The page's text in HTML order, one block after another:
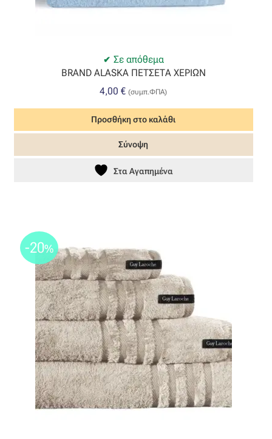
Οργάντζα με φλοκ
Οργάντζα ντεβορέ
Οργάντζα τσαλακωτή
Ταφτάς (ταυτάς)
Τζιν
Τρεβίρα
Υφαντό
Φιλ-κουπέ
Φλάμα
Φόδρα
Σε απόθεμα
BRAND ALASKA ΠΕΤΣΕΤΑ ΧΕΡΙΩΝ
4,00€ (συμπ.ΦΠΑ)
Προσθήκη στο καλάθι
Σύνοψη
Στα Αγαπημένα
-20%